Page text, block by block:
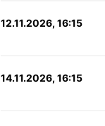
12.11.2026, 16:15
14.11.2026, 16:15